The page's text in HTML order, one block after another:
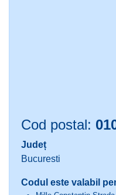
Cod postal:
Județ
Bucuresti
Codul este valabil